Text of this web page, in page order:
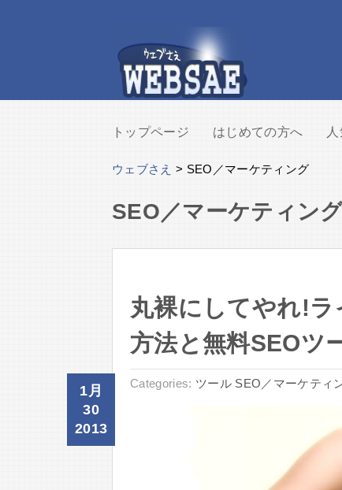
トップページ はじめての方へ
ウェブさえ > SEO／マーケティング
SEO／マーケティン
丸裸にしてやれ!
方法と無料SEOツ
1月
30
2013
Categories: ツール SEO／マーケティ